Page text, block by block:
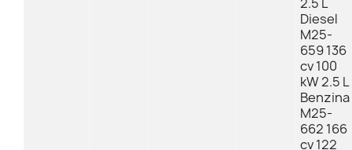
Diesel
M25-
659 136
cv 100
kW 2.5 L
Benzina
M25-
662 166
cv 122